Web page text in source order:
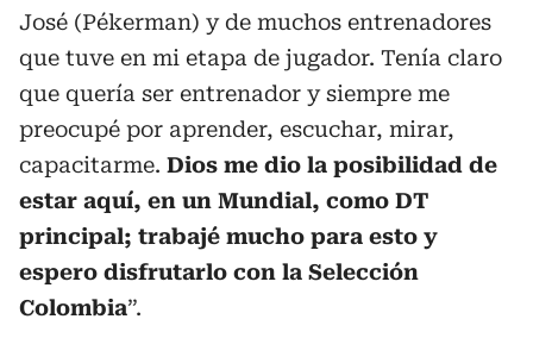
José (Pékerman) y de muchos entrenadores
que tuve en mi etapa de jugador. Tenía claro
que quería ser entrenador y siempre me
preocupé por aprender, escuchar, mirar,
capacitarme. Dios me dio la posibilidad de
estar aquí, en un Mundial, como DT
principal; trabajé mucho para esto y
espero disfrutarlo con la Selección
Colombia”.